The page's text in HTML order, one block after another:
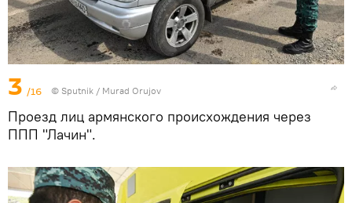
3 /16 © Sputnik / Murad Orujov
Проезд лиц армянского происхождения через
ППП "Лачин".